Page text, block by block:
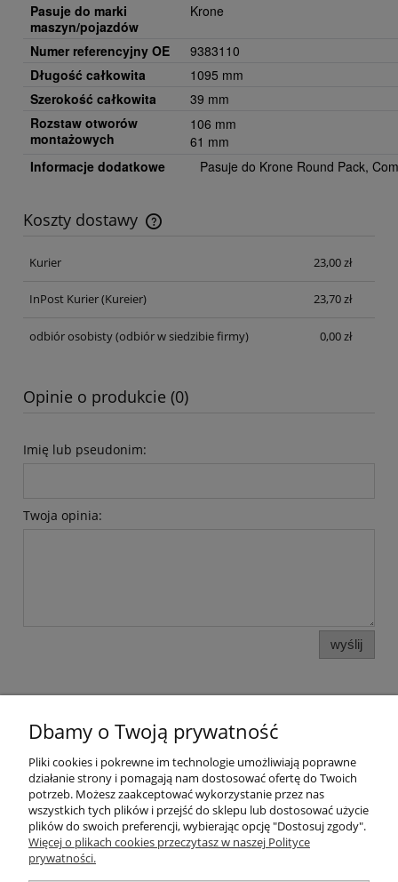
Pasuje do marki
maszyn/pojazdów
Krone
Numer referencyjny OE
9383110
Długość całkowita
1095 mm
Szerokość całkowita
39 mm
Rozstaw otworów
montażowych
106 mm
61 mm
Informacje dodatkowe
Pasuje do Krone Round Pack,
Koszty dostawy
Cena nie zawiera ewentualnych kosztów płatności
Kurier
23,00 zł
InPost Kurier(Kureier) 23,70 zł
odbiór osobisty(odbiór w siedzibie firmy) 0,00 zł
Opinie o produkcie (0)
Imię lub pseudonim:
Twoja opinia:
wyślij
Moje konto
Płatności i dostawa
Dbamy o Twoją prywatność
Pliki cookies i pokrewne im technologie umożliwiają poprawne
działanie strony i pomagają nam dostosować ofertę do Twoich
potrzeb. Możesz zaakceptować wykorzystanie przez nas
wszystkich tych plików i przejść do sklepu lub dostosować użycie
plików do swoich preferencji, wybierając opcję "Dostosuj zgody".
Więcej o plikach cookies przeczytasz w naszej Polityce
prywatności.